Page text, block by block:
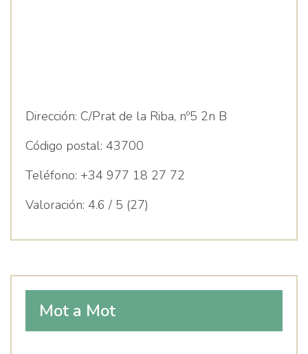
Dirección: C/Prat de la Riba, nº5 2n B
Código postal: 43700
Teléfono: +34 977 18 27 72
Valoración: 4.6 / 5 (27)
Mot a Mot